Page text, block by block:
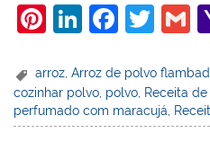
Pi
er
e
st
Li
k
e
dI
F
c
e
b
T
itt
er l
arroz,Arroz de polvo
cozinhar polvo polvo Receita
perfumado com maracujá